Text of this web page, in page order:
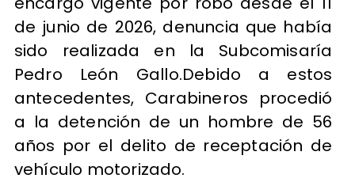
de junio de 2026, denuncia que había
sido realizada en la Subcomisaría
Pedro León Gallo.Debido a estos
antecedentes, Carabineros procedió
a la detención de un hombre de 56
años por el delito de receptación de
vehículo motorizado.